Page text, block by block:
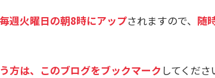
毎週火曜日の朝8時にアップされますので、 随
方は、このブログをブックマーク してくださ